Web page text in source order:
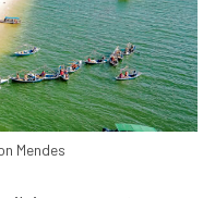
Mendes